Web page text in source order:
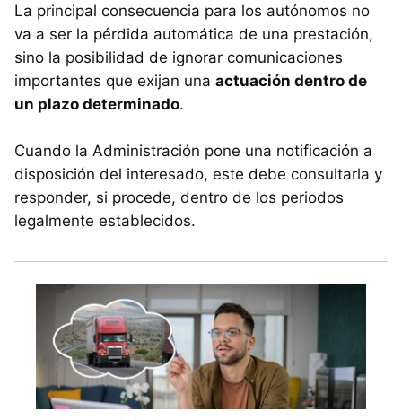
La principal consecuencia para los autónomos no
va a ser la pérdida automática de una prestación,
sino la posibilidad de ignorar comunicaciones
importantes que exijan una actuación dentro de
un plazo determinado.
Cuando la Administración pone una notificación a
disposición del interesado, este debe consultarla y
responder, si procede, dentro de los periodos
legalmente establecidos.